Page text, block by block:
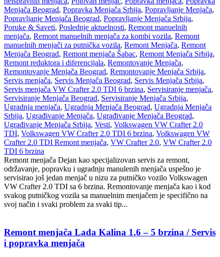
Menjača Beograd, Popravka Menjača Srbija, Popravljanje Menjača,
Popravljanje Menjača Beograd, Popravljanje Menjača Srbija,
Poruke & Saveti, Poslednje aktuelnosti, Remont manuelnih
menjača, Remont manuelnih menjača za kombi vozila, Remont
manuelnih menjači za putnička vozila, Remont Menjača, Remont
Menjača Beograd, Remont menjača Šabac, Remont Menjača Srbija,
Remont reduktora i diferencijala, Remontovanje Menjača,
Remontovanje Menjača Beograd, Remontovanje Menjača Srbija,
Servis menjača, Servis Menjača Beograd, Servis Menjača Srbija,
Servis menjača VW Crafter 2.0 TDI 6 brzina, Servisiranje menjača,
Servisiranje Menjača Beograd, Servisiranje Menjača Srbija,
Ugradnja menjača, Ugradnja Menjača Beograd, Ugradnja Menjača
Srbija, Ugrađivanje Menjača, Ugrađivanje Menjača Beograd,
Ugrađivanje Menjača Srbija, Vesti, Volkswagen VW Crafter 2.0
TDI, Volkswagen VW Crafter 2.0 TDI 6 brzina, Volkswagen VW
Crafter 2.0 TDI Remont menjača, VW Crafter 2.0, VW Crafter 2.0
TDI 6 brzina
Remont menjača Dejan kao specijalizovan servis za remont,
održavanje, popravku i ugradnju manulenih menjača uspešno je
servisirao još jedan menjač u nizu za putničko vozilo Volkswagen
VW Crafter 2.0 TDI sa 6 brzina. Remontovanje menjača kao i kod
svakog putničkog vozila sa manuelnim menjačem je specifično na
svoj način i svaki problem za svaki tip...
Remont menjača Lada Kalina 1.6 – 5 brzina / Servis
i popravka menjača